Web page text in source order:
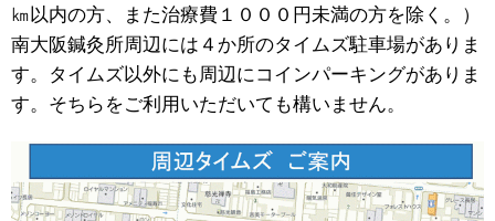
㎞以内の方、また治療費１０００円未満の方を除く。）
南大阪鍼灸所周辺には４か所のタイムズ駐車場がありま
す。タイムズ以外にも周辺にコインパーキングがありま
す。そちらをご利用いただいても構いません。